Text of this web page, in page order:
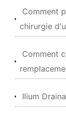
Comment
chirurgie
Comment
Ilium